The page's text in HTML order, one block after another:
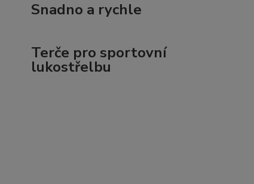
Snadno a rychle
Terče pro sportovní
lukostřelbu